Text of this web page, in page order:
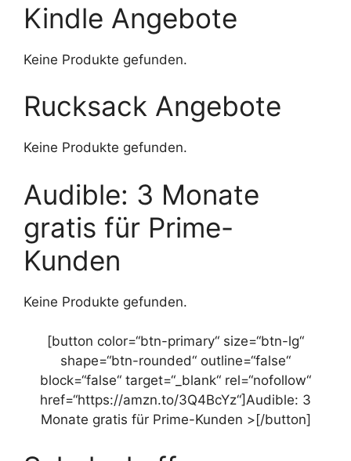
Kindle Angebote
Keine Produkte gefunden.
Rucksack Angebote
Keine Produkte gefunden.
Audible: 3 Monate
gratis für Prime-
Kunden
Keine Produkte gefunden.
[button color=“btn-primary“ size=“btn-lg“
shape=“btn-rounded“ outline=“false“
block=“false“ target=“_blank“ rel=“nofollow“
href=“https://amzn.to/3Q4BcYz“]Audible: 3
Monate gratis für Prime-Kunden >[/button]